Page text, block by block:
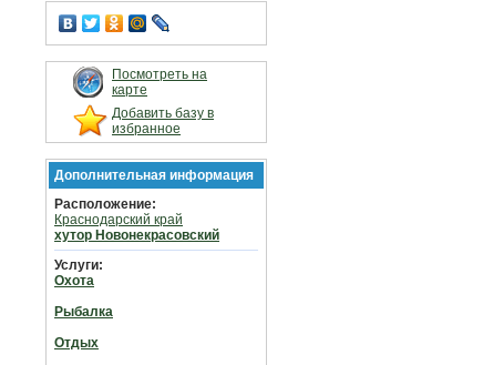
Посмотреть на
карте
Добавить базу в
избранное
Дополнительная информация
Расположение:
Краснодарский край
хутор Новонекрасовский
Услуги:
Охота
Рыбалка
Отдых